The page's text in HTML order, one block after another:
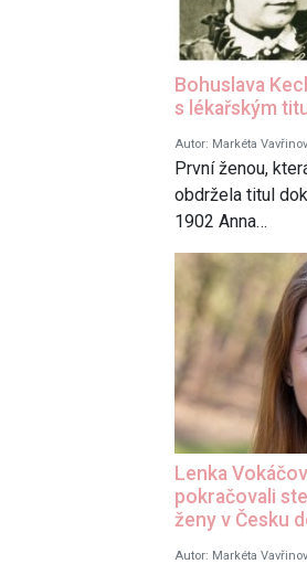
Bohuslava
s lékařským
Autor: Markéta
První ženou,
obdržela titul
1902 Anna…
Lenka
pokračovali
ženy v Česku
Autor: Markéta